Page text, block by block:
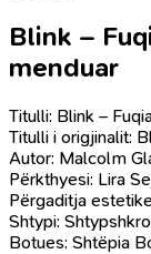
Blink –
menduar
Titulli: Blink –
Titulli i origjinalit:
Autor: Malcolm
Përkthyesi: Lira
Përgaditja
Shtypi:
Botues: Shtëpia